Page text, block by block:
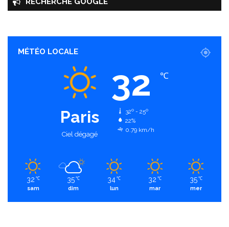
MÉTÉO LOCALE
Paris
Ciel dégagé
32 ℃
32º - 25º
22%
0.79 km/h
32 ℃
sam
35 ℃
dim
34 ℃
lun
32 ℃
mar
35 ℃
mer